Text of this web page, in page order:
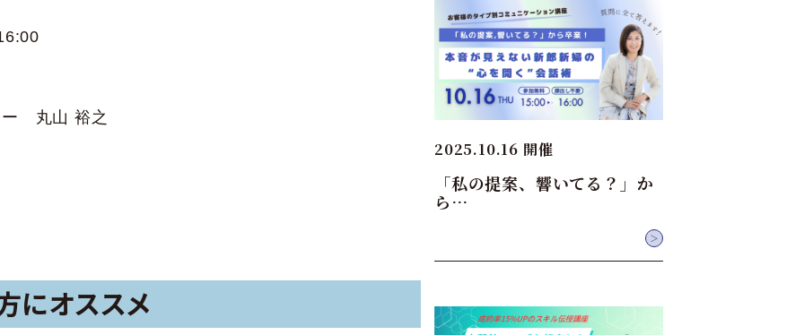
ー 丸山 裕之
にオススメ
2025.10.16 開催
「私の提案、響いてる？」か
ら…
＞